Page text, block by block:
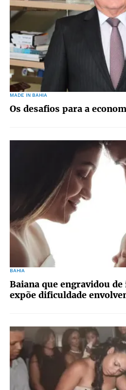
MADE IN BAHIA
Os desafios para a
BAHIA
Baiana que engravidou
expõe dificuldade